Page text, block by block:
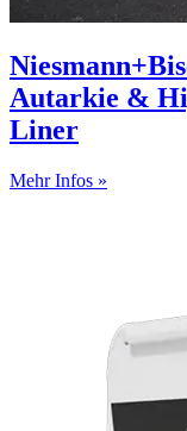
Autarkie &
Liner
Mehr Infos »